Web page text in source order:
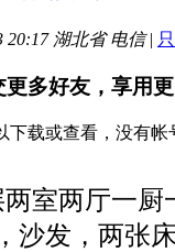
20:17 湖北省 电信 |
多好友，享用
下载或查看，没有帐
室两厅一厨
沙发，两张